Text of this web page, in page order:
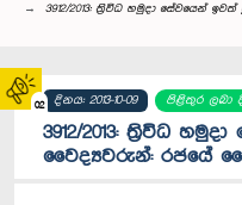
02
3912/2013: ත්‍රිවිධ හමුදා සේවයෙන්
දිනය: 2013-10-09 පිළිතුර ලබා
3912/2013: ත්‍රිවිධ
වෛද්‍යවරුන්: රජයේ